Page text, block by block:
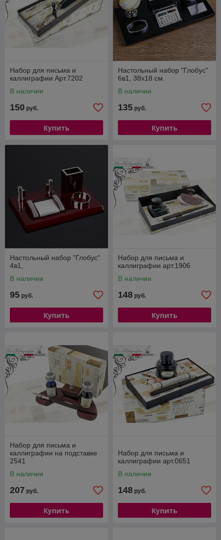
Набор для письма и
каллиграфии Арт.7202
В наличии
150 руб.
Купить
Настольный набор "Глобус"
6в1, 38х18 см.
В наличии
135 руб.
Купить
Настольный набор "Глобус"
4в1,
В наличии
95 руб.
Купить
Набор для письма и
каллиграфии арт.1906
В наличии
148 руб.
Купить
Набор для письма и
каллиграфии на подставке
2541
В наличии
207 руб.
Купить
Набор для письма и
каллиграфии арт.0651
В наличии
148 руб.
Купить